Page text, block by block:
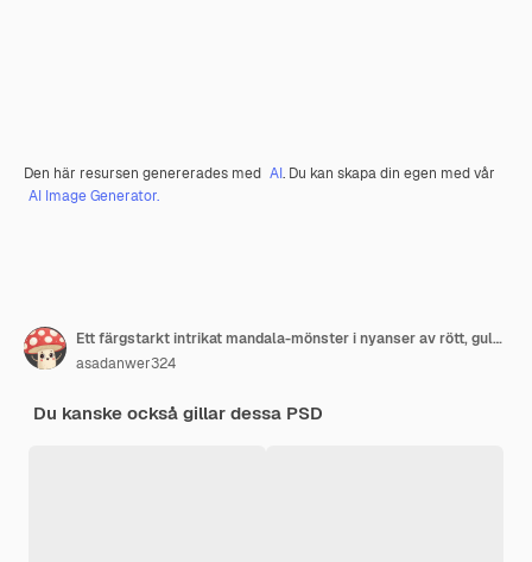
Den här resursen genererades med AI. Du kan skapa din egen med vår
AI Image Generator.
Ett färgstarkt intrikat mandala-mönster i nyanser av rött, guld och blått på en mörk bakgrund
asadanwer324
Du kanske också gillar dessa PSD